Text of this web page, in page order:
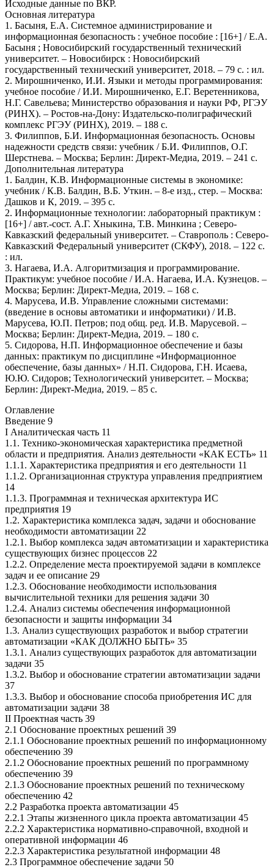
Исходные данные по ВКР.
Основная литература
1. Басыня, Е.А. Системное администрирование и
информационная безопасность : учебное пособие : [16+] / Е.А.
Басыня ; Новосибирский государственный технический
университет. – Новосибирск : Новосибирский
государственный технический университет, 2018. – 79 с. : ил.
2. Мирошниченко, И.И. Языки и методы программирования:
учебное пособие / И.И. Мирошниченко, Е.Г. Веретенникова,
Н.Г. Савельева; Министерство образования и науки РФ, РГЭУ
(РИНХ). – Ростов-на-Дону: Издательско-полиграфический
комплекс РГЭУ (РИНХ), 2019. – 188 с.
3. Филиппов, Б.И. Информационная безопасность. Основы
надежности средств связи: учебник / Б.И. Филиппов, О.Г.
Шерстнева. – Москва; Берлин: Директ-Медиа, 2019. – 241 с.
Дополнительная литература
1. Балдин, К.В. Информационные системы в экономике:
учебник / К.В. Балдин, В.Б. Уткин. – 8-е изд., стер. – Москва:
Дашков и К, 2019. – 395 с.
2. Информационные технологии: лабораторный практикум :
[16+] / авт.-сост. А.Г. Хныкина, Т.В. Минкина ; Северо-
Кавказский федеральный университет. – Ставрополь : Северо-
Кавказский Федеральный университет (СКФУ), 2018. – 122 с.
: ил.
3. Нагаева, И.А. Алгоритмизация и программирование.
Практикум: учебное пособие / И.А. Нагаева, И.А. Кузнецов. –
Москва; Берлин: Директ-Медиа, 2019. – 168 с.
4. Марусева, И.В. Управление сложными системами:
(введение в основы автоматики и информатики) / И.В.
Марусева, Ю.П. Петров; под общ. ред. И.В. Марусевой. –
Москва; Берлин: Директ-Медиа, 2019. – 180 с.
5. Сидорова, Н.П. Информационное обеспечение и базы
данных: практикум по дисциплине «Информационное
обеспечение, базы данных» / Н.П. Сидорова, Г.Н. Исаева,
Ю.Ю. Сидоров; Технологический университет. – Москва;
Берлин: Директ-Медиа, 2019. – 85 с.
Оглавление
Введение 9
I Аналитическая часть 11
1.1. Технико-экономическая характеристика предметной
области и предприятия. Анализ деятельности «КАК ЕСТЬ» 11
1.1.1. Характеристика предприятия и его деятельности 11
1.1.2. Организационная структура управления предприятием
14
1.1.3. Программная и техническая архитектура ИС
предприятия 19
1.2. Характеристика комплекса задач, задачи и обоснование
необходимости автоматизации 22
1.2.1. Выбор комплекса задач автоматизации и характеристика
существующих бизнес процессов 22
1.2.2. Определение места проектируемой задачи в комплексе
задач и ее описание 29
1.2.3. Обоснование необходимости использования
вычислительной техники для решения задачи 30
1.2.4. Анализ системы обеспечения информационной
безопасности и защиты информации 34
1.3. Анализ существующих разработок и выбор стратегии
автоматизации «КАК ДОЛЖНО БЫТЬ» 35
1.3.1. Анализ существующих разработок для автоматизации
задачи 35
1.3.2. Выбор и обоснование стратегии автоматизации задачи
37
1.3.3. Выбор и обоснование способа приобретения ИС для
автоматизации задачи 38
II Проектная часть 39
2.1 Обоснование проектных решений 39
2.1.1 Обоснование проектных решений по информационному
обеспечению 39
2.1.2 Обоснование проектных решений по программному
обеспечению 39
2.1.3 Обоснование проектных решений по техническому
обеспечению 42
2.2 Разработка проекта автоматизации 45
2.2.1 Этапы жизненного цикла проекта автоматизации 45
2.2.2 Характеристика нормативно-справочной, входной и
оперативной информации 46
2.2.3 Характеристика результатной информации 48
2.3 Программное обеспечение задачи 50